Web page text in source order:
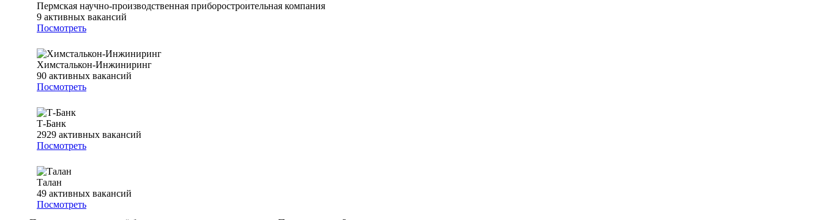
Пермская научно-производственная приборостроительная компания
9 активных вакансий
Посмотреть
Химсталькон-Инжиниринг
90 активных вакансий
Посмотреть
Т-Банк
2929 активных вакансий
Посмотреть
Талан
49 активных вакансий
Посмотреть